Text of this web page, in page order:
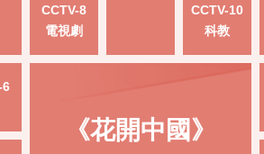
CCTV-8
電視劇
CCTV-10
科教
6
《花開中國》